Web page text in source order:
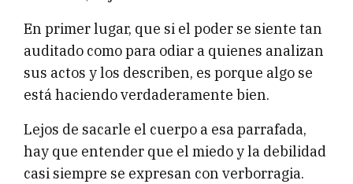
En primer lugar, que si el poder se siente tan
auditado como para odiar a quienes analizan
sus actos y los describen, es porque algo se
está haciendo verdaderamente bien.
Lejos de sacarle el cuerpo a esa parrafada,
hay que entender que el miedo y la debilidad
casi siempre se expresan con verborragia.